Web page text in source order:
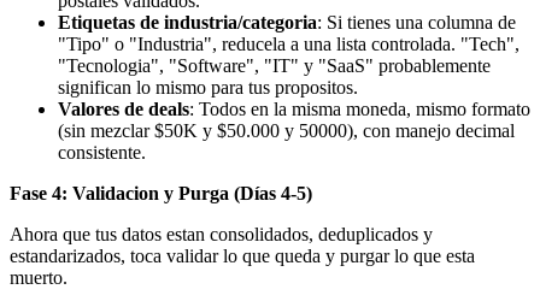
Etiquetas de industria/categoria: Si tienes una columna de
"Tipo" o "Industria", reducela a una lista controlada. "Tech",
"Tecnologia", "Software", "IT" y "SaaS" probablemente
significan lo mismo para tus propositos.
Valores de deals: Todos en la misma moneda, mismo formato
(sin mezclar $50K y $50.000 y 50000), con manejo decimal
consistente.
Fase 4: Validacion y Purga (Días 4-5)
Ahora que tus datos estan consolidados, deduplicados y
estandarizados, toca validar lo que queda y purgar lo que esta
muerto.